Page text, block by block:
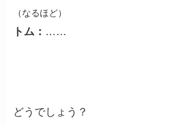
（なるほど）
トム： ……
どうでしょう？